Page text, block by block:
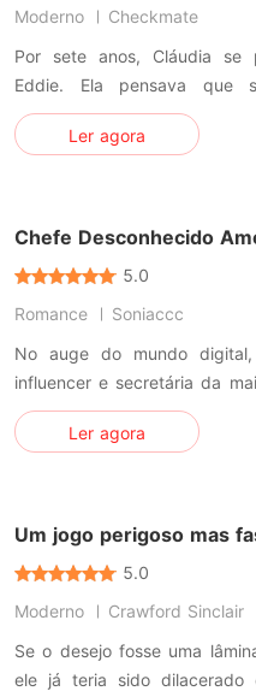
Moderno
Checkmate
Por sete anos, Cláudia
Eddie. Ela pensava que
conquistando seu coração,
mera ilusão de sua parte. Quando finalmente cortaram os
Ler agora
Chefe Desconhecido
5.0
Romance
Soniaccc
No auge do mundo
influencer e secretária da
país, começa a trocar
misterioso usuário que
Ler agora
Um jogo perigoso mas
5.0
Moderno
Crawford Sinclair
Se o desejo fosse uma
ele já teria sido